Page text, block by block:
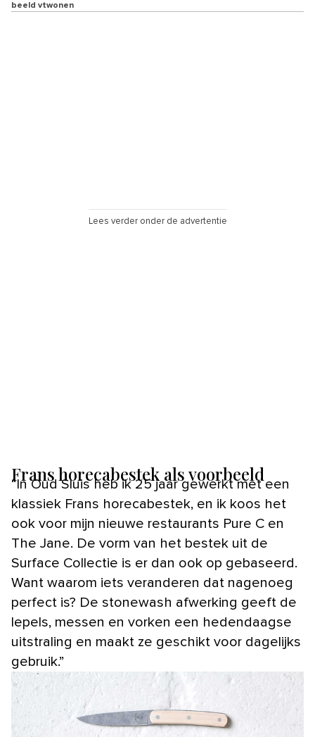
beeld vtwonen
Lees verder onder de advertentie
Frans horecabestek als voorbeeld
“In Oud Sluis heb ik 25 jaar gewerkt met een
klassiek Frans horecabestek, en ik koos het
ook voor mijn nieuwe restaurants Pure C en
The Jane. De vorm van het bestek uit de
Surface Collectie is er dan ook op gebaseerd.
Want waarom iets veranderen dat nagenoeg
perfect is? De stonewash afwerking geeft de
lepels, messen en vorken een hedendaagse
uitstraling en maakt ze geschikt voor dagelijks
gebruik.”